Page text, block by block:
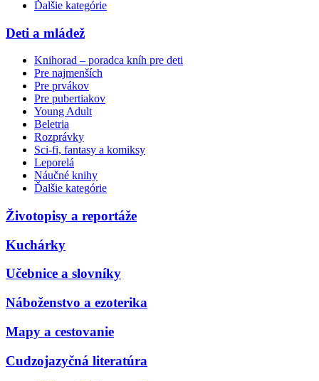
Ďalšie kategórie
Deti a mládež
Knihorad – poradca kníh pre deti
Pre najmenších
Pre prvákov
Pre pubertiakov
Young Adult
Beletria
Rozprávky
Sci-fi, fantasy a komiksy
Leporelá
Náučné knihy
Ďalšie kategórie
Životopisy a reportáže
Kuchárky
Učebnice a slovníky
Náboženstvo a ezoterika
Mapy a cestovanie
Cudzojazyčná literatúra